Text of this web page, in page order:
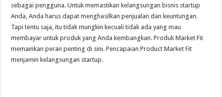
sebagai pengguna. Untuk memastikan kelangsungan bisnis startup
Anda, Anda harus dapat menghasilkan penjualan dan keuntungan.
Tapi tentu saja, itu tidak mungkin kecuali tidak ada yang mau
membayar untuk produk yang Anda kembangkan. Produk Market Fit
memainkan peran penting di sini. Pencapaian Product Market Fit
menjamin kelangsungan startup.